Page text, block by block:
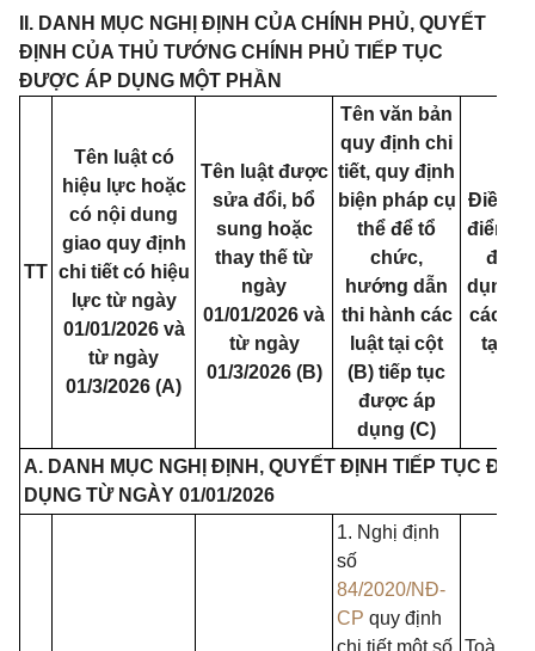
II. DANH MỤC NGHỊ ĐỊNH CỦA CHÍNH PHỦ, QUYẾT
ĐỊNH CỦA THỦ TƯỚNG CHÍNH PHỦ TIẾP TỤC
ĐƯỢC ÁP DỤNG MỘT PHẦN
TT
Tên luật có
hiệu lực hoặc
có nội dung
giao quy định
chi tiết có hiệu
lực từ ngày
01/01/2026 và
từ ngày
01/3/2026 (A)
Tên luật được
sửa đổi, bổ
sung hoặc
thay thế từ
ngày
01/01/2026 và
từ ngày
01/3/2026 (B)
Tên văn bản
quy định chi
tiết, quy định
biện pháp cụ
thể để tổ
chức,
hướng dẫn
thi hành các
luật tại cột
(B) tiếp tục
được áp
dụng (C)
Điều,
điểm
dụng
các
tại
A. DANH MỤC NGHỊ ĐỊNH, QUYẾT ĐỊNH TIẾP TỤC
DỤNG TỪ NGÀY 01/01/2026
1. Nghị định
số
84/2020/NĐ-
CP quy định
chi tiết một số Toàn